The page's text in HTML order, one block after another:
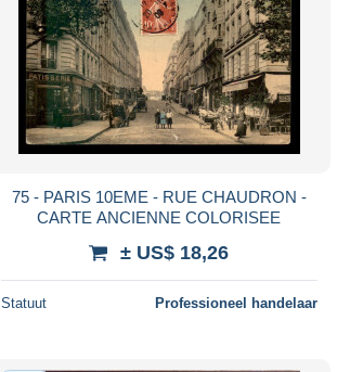
75 - PARIS 10EME - RUE CHAUDRON -
CARTE ANCIENNE COLORISEE
± US$ 18,26
Statuut Professioneel handelaar